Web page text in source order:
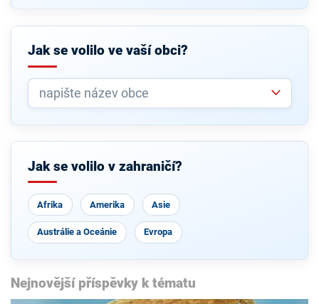
Jak se volilo ve vaší obci?
Jak se volilo v zahraničí?
Afrika Amerika Asie
Austrálie a Oceánie Evropa
Nejnovější příspěvky k tématu